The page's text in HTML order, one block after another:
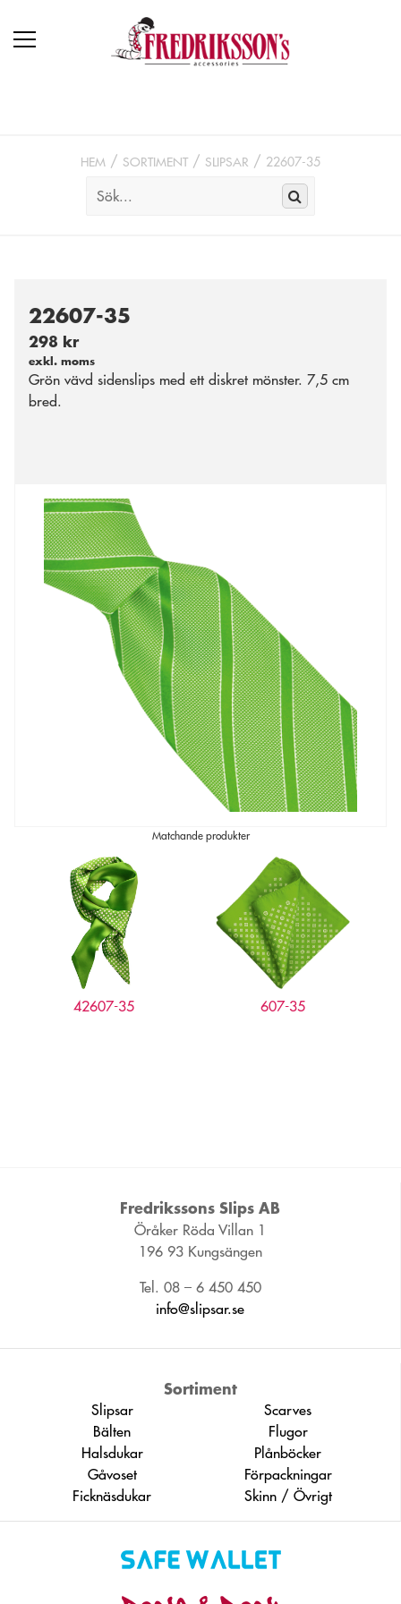
HEM SORTIMENT SLIPSAR 22607-35
22607-35
298 kr
exkl. moms
Grön vävd sidenslips med ett diskret mönster. 7,5 cm
bred.
Matchande produkter
42607-35 607-35
Fredrikssons Slips AB
Öråker Röda Villan 1
196 93 Kungsängen
Tel. 08 – 6 450 450
info@slipsar.se
Sortiment
Slipsar
Scarves
Bälten
Flugor
Halsdukar
Plånböcker
Gåvoset
Förpackningar
Ficknäsdukar
Skinn / Övrigt